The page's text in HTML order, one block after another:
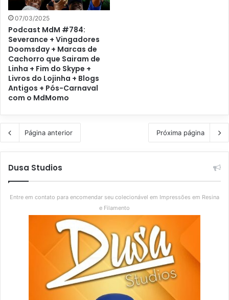
07/03/2025
Podcast MdM #784:
Severance + Vingadores
Doomsday + Marcas de
Cachorro que Sairam de
Linha + Fim do Skype +
Livros do Lojinha + Blogs
Antigos + Pós-Carnaval
com o MdMomo
Página anterior Próxima página
Dusa Studios
Entre em contato para encomendar seu colecionável em Impressões em Resina
e Filamento